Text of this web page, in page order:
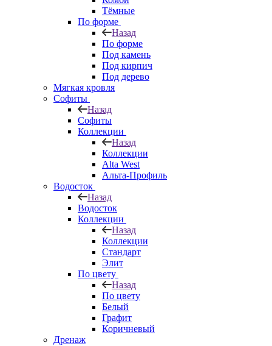
Тёмные
По форме
Назад
По форме
Под камень
Под кирпич
Под дерево
Мягкая кровля
Софиты
Назад
Софиты
Коллекции
Назад
Коллекции
Alta West
Альта-Профиль
Водосток
Назад
Водосток
Коллекции
Назад
Коллекции
Стандарт
Элит
По цвету
Назад
По цвету
Белый
Графит
Коричневый
Дренаж